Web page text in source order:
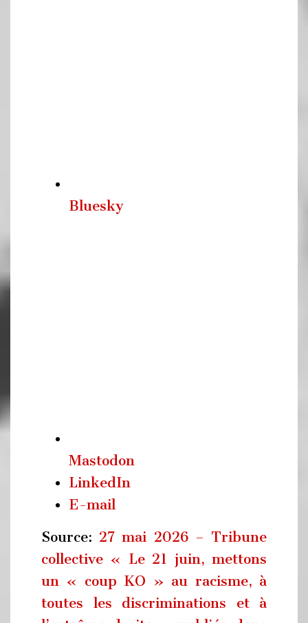
Bluesky
Mastodon
LinkedIn
E-mail
Source: 27 mai 2026 – Tribune
collective « Le 21 juin, mettons
un « coup KO » au racisme, à
toutes les discriminations et à